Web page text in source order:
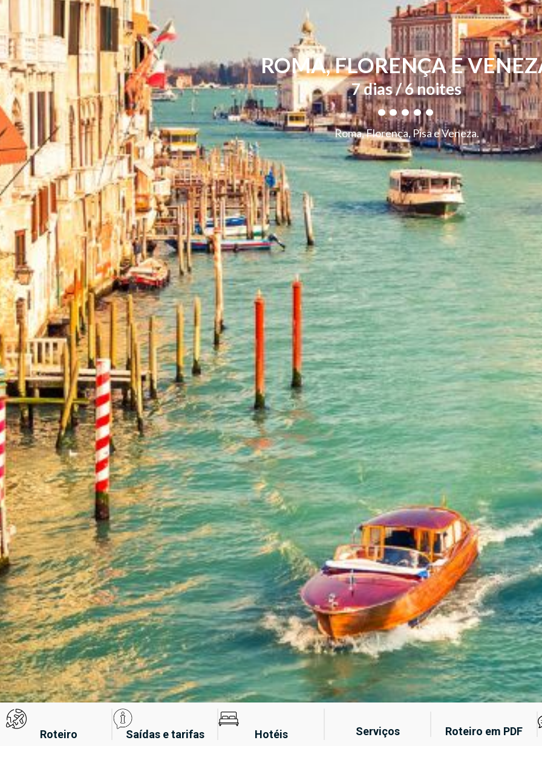
ROMA, FLORENÇA E
7 dias / 6 noites
.....
Roma, Florença, Pisa e Veneza.
Roteiro Saídas e tarifas Hotéis Serviços Roteiro em PDF